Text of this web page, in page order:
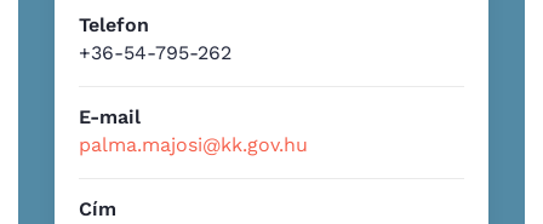
Telefon
+36-54-795-262
E-mail
palma.majosi@kk.gov.hu
Cím